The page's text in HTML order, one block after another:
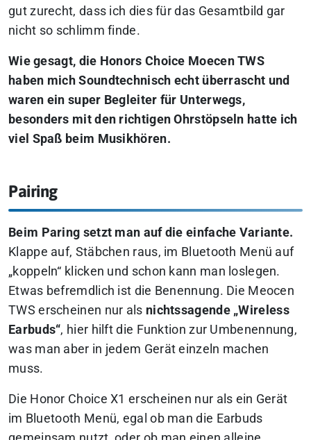
gut zurecht, dass ich dies für das Gesamtbild gar
nicht so schlimm finde.
Wie gesagt, die Honors Choice Moecen TWS
haben mich Soundtechnisch echt überrascht und
waren ein super Begleiter für Unterwegs,
besonders mit den richtigen Ohrstöpseln hatte ich
viel Spaß beim Musikhören.
Pairing
Beim Paring setzt man auf die einfache Variante.
Klappe auf, Stäbchen raus, im Bluetooth Menü auf
„koppeln“ klicken und schon kann man loslegen.
Etwas befremdlich ist die Benennung. Die Meocen
TWS erscheinen nur als nichtssagende „Wireless
Earbuds“, hier hilft die Funktion zur Umbenennung,
was man aber in jedem Gerät einzeln machen
muss.
Die Honor Choice X1 erscheinen nur als ein Gerät
im Bluetooth Menü, egal ob man die Earbuds